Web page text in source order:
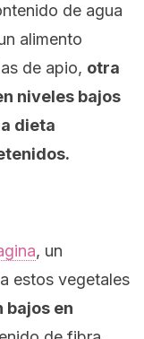
de agua
alimento
de apio, otra
niveles bajos
dieta
, un
estos vegetales
bajos en